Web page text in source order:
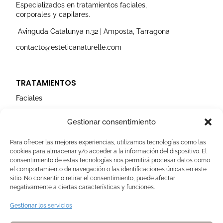
Gestionar consentimiento
Para ofrecer las mejores experiencias, utilizamos tecnologías como las
cookies para almacenar y/o acceder a la información del dispositivo. El
consentimiento de estas tecnologías nos permitirá procesar datos como
el comportamiento de navegación o las identificaciones únicas en este
sitio. No consentir o retirar el consentimiento, puede afectar
negativamente a ciertas características y funciones.
Gestionar los servicios
r
a
m
o
k
e
i
n
r
Especializados en tratamientos faciales,
corporales y capilares.
Avinguda Catalunya n.32 | Amposta, Tarragona
contacto@esteticanaturelle.com
TRATAMIENTOS
Faciales
AVISOS LEGALES
Aviso Legal
Politica de Cookies
Política de privacidad